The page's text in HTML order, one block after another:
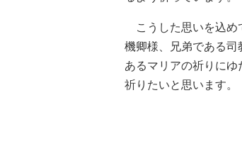
こうした思いを込め
機卿様、兄弟である
あるマリアの祈りに
祈りたいと思います。